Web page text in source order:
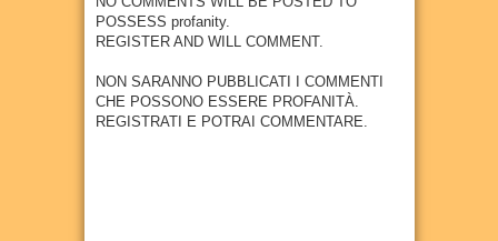
07 Aug 2026
e
quilo
mbola
de
Goian
a
POSSESS profanity.
REGISTER AND WILL COMMENT.
NON SARANNO PUBBLICATI I COMMENTI
CHE POSSONO ESSERE PROFANITÀ.
REGISTRATI E POTRAI COMMENTARE.